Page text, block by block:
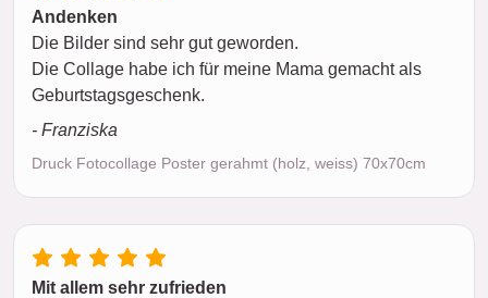
Andenken
Die Bilder sind sehr gut geworden.
Die Collage habe ich für meine Mama gemacht als
Geburtstagsgeschenk.
- Franziska
Druck Fotocollage Poster gerahmt (holz, weiss) 70x70cm
Mit allem sehr zufrieden